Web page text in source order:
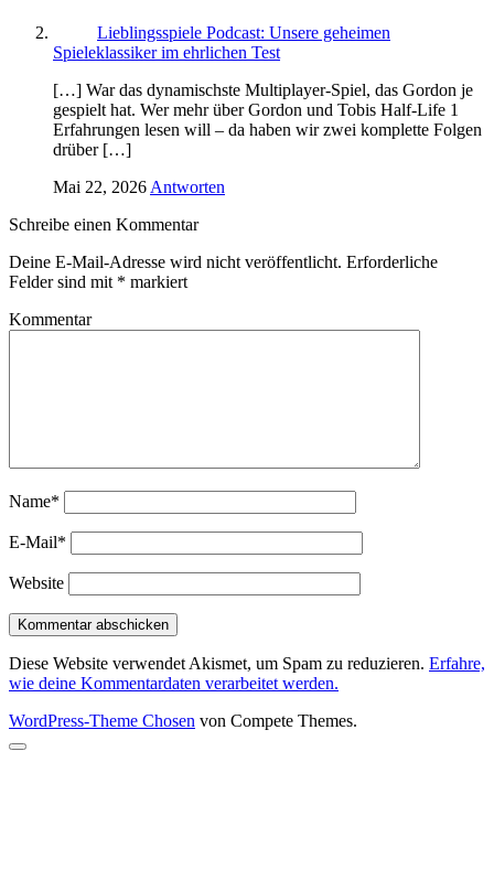
Lieblingsspiele Podcast: Unsere geheimen
Spieleklassiker im ehrlichen Test
[…] War das dynamischste Multiplayer-Spiel, das Gordon je
gespielt hat. Wer mehr über Gordon und Tobis Half-Life 1
Erfahrungen lesen will – da haben wir zwei komplette Folgen
drüber […]
Mai 22, 2026 Antworten
Schreibe einen Kommentar
Deine E-Mail-Adresse wird nicht veröffentlicht. Erforderliche
Felder sind mit * markiert
Kommentar
Name*
E-Mail*
Website
Diese Website verwendet Akismet, um Spam zu reduzieren. Erfahre,
wie deine Kommentardaten verarbeitet werden.
WordPress-Theme Chosen von Compete Themes.
Nach